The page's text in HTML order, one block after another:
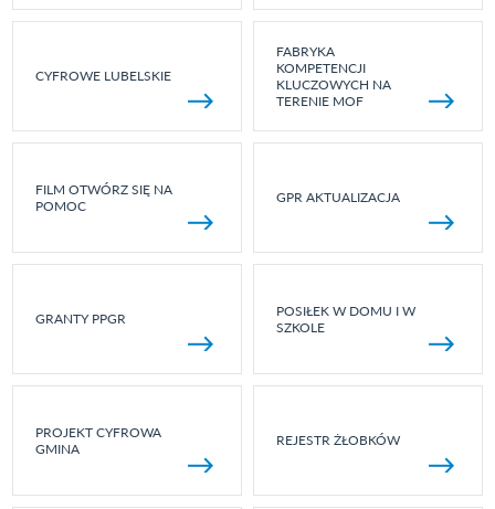
CYFROWE LUBELSKIE
FABRYKA
KOMPETENCJI
KLUCZOWYCH NA
TERENIE MOF
FILM OTWÓRZ SIĘ NA
POMOC
GPR AKTUALIZACJA
GRANTY PPGR
POSIŁEK W DOMU I W
SZKOLE
PROJEKT CYFROWA
GMINA
REJESTR ŻŁOBKÓW